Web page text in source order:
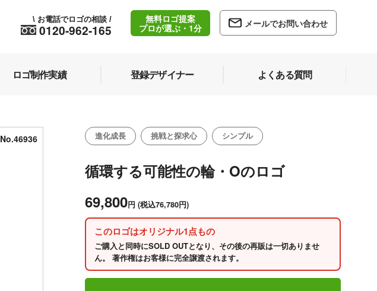
0120-962-165
\ お電話でロゴの相談 /
無料ロゴ提案
プロが選ぶ・1分
メールでお問い合わせ
ロゴ制作実績 登録デザイナー よくある質問
No.46936 進化成長 挑戦と探求心 シンプル
循環する可能性の輪・Oのロゴ
69,800円 (税込76,780円)
このロゴはオリジナル1点もの
ご購入と同時にSOLD OUTとなり、その後の再販は一切ありませ
ん。 著作権はお客様に完全譲渡されます。